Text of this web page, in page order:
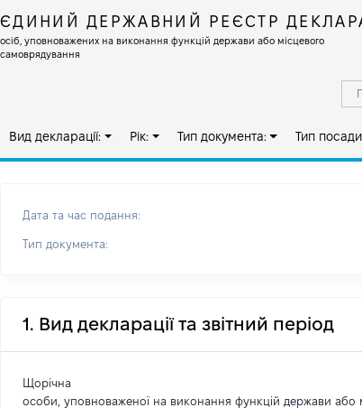
ЄДИНИЙ ДЕРЖАВНИЙ РЕЄСТР
осіб, уповноважених на виконання функцій держави або місцевого
самоврядування
Вид декларації: Рік: Тип документа: Тип
Дата та час подання:
Тип документа:
1. Вид декларації та звітний період
Щорічна
особи, уповноваженої на виконання функцій держави або